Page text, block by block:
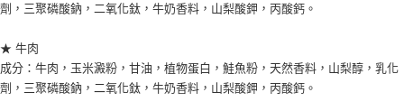
後付繳納相關費用。
是否繳費成功／繳費後需取消欲退款等相關疑問，請聯繫「AFTEE先享後付
客戶支援中心」https://netprotections.freshdesk.com/support/home
【注意事項】
劑，三聚磷酸鈉，二氧化鈦，牛奶香料，山梨酸鉀，丙酸鈣。
★ 牛肉
成分：牛肉，玉米澱粉，甘油，植物蛋白，鮭魚粉，天然香料，山梨醇，乳化
劑，三聚磷酸鈉，二氧化鈦，牛奶香料，山梨酸鉀，丙酸鈣。